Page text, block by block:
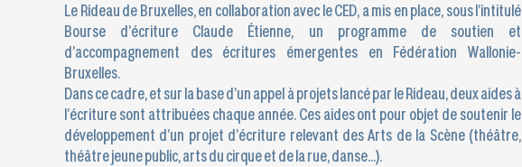
Le Rideau de Bruxelles, en collaboration avec le CED, a mis en place, sous l’intitulé
Bourse d’écriture Claude Étienne, un programme de soutien et
d’accompagnement des écritures émergentes en Fédération Wallonie-
Bruxelles.
Dans ce cadre, et sur la base d’un appel à projets lancé par le Rideau, deux aides à
l’écriture sont attribuées chaque année. Ces aides ont pour objet de soutenir le
développement d’un projet d’écriture relevant des Arts de la Scène (théâtre,
théâtre jeune public, arts du cirque et de la rue, danse…).